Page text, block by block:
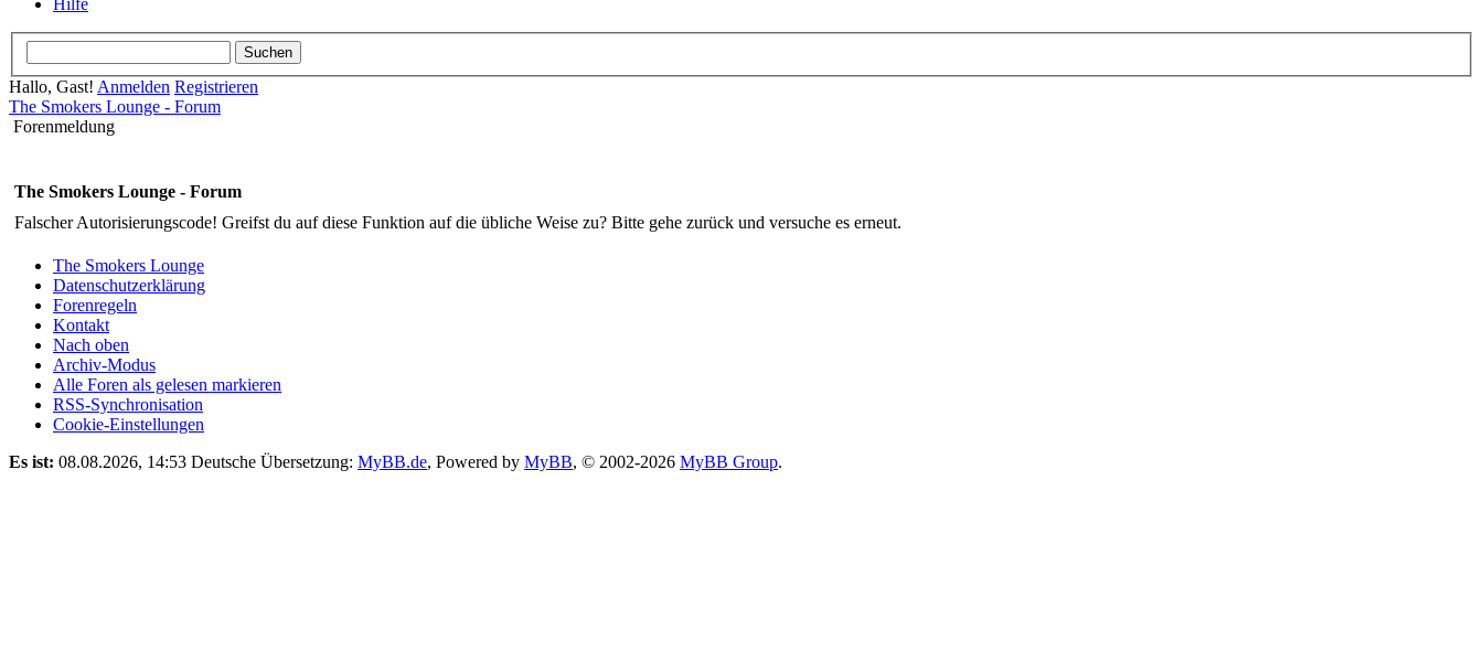
Hilfe
Hallo, Gast! Anmelden Registrieren
The Smokers Lounge - Forum
Forenmeldung
The Smokers Lounge - Forum
Falscher Autorisierungscode! Greifst du auf diese Funktion auf die übliche Weise zu? Bitte gehe zurück und versuche es erneut.
The Smokers Lounge
Datenschutzerklärung
Forenregeln
Kontakt
Nach oben
Archiv-Modus
Alle Foren als gelesen markieren
RSS-Synchronisation
Cookie-Einstellungen
Es ist: 08.08.2026, 14:53 Deutsche Übersetzung: MyBB.de, Powered by MyBB, © 2002-2026 MyBB Group.